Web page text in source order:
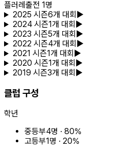
플러레 출전 1 명
2025 시즌6개 대회 ▶
2024시즌1개 대회 ▶
2023 시즌5개 대회 ▶
2022 시즌4개 대회 ▶
2021 시즌1개 대회 ▶
2020 시즌1개 대회 ▶
2019 시즌3개 대회 ▶
클럽 구성
학년
중등부4명 · 80%
고등부1명 · 20%